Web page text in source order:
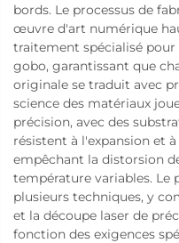
bords. Le processus de
œuvre d'art numérique
traitement spécialisé
gobo, garantissant que
originale se traduit avec
science des matériaux
précision, avec des
résistent à l'expansion et
empêchant la distorsion
température variables. Le
plusieurs techniques, y
et la découpe laser de
fonction des exigences